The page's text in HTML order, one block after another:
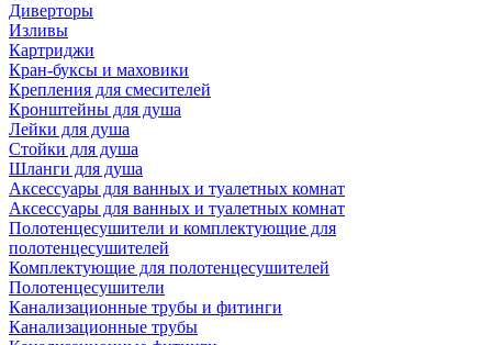
Диверторы
Изливы
Картриджи
Кран-буксы и маховики
Крепления для смесителей
Кронштейны для душа
Лейки для душа
Стойки для душа
Шланги для душа
Аксессуары для ванных и туалетных комнат
Аксессуары для ванных и туалетных комнат
Полотенцесушители и комплектующие для
полотенцесушителей
Комплектующие для полотенцесушителей
Полотенцесушители
Канализационные трубы и фитинги
Канализационные трубы